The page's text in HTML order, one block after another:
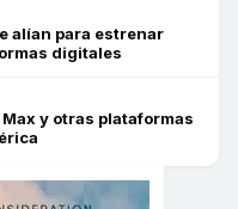
alían para estrenar
digitales
y otras plataformas